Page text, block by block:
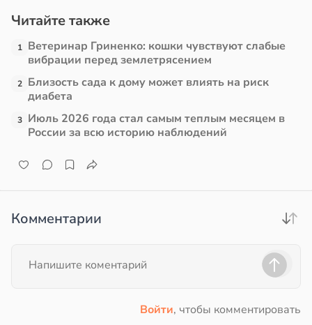
Читайте также
1 Ветеринар Гриненко: кошки чувствуют слабые
вибрации перед землетрясением
2 Близость сада к дому может влиять на риск
диабета
3 Июль 2026 года стал самым теплым месяцем в
России за всю историю наблюдений
Комментарии
Войти, чтобы комментировать